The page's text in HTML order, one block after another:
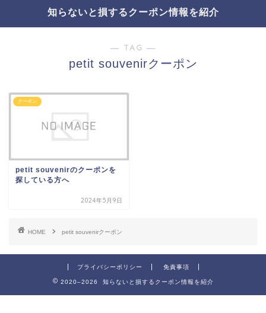
知らないと損するクーポン情報を紹介
― TAG ―
petit souvenirクーポン
クーポン
petit souvenirのクーポンを
探している方へ
2024年5月9日
HOME petit souvenirクーポン
プライバシーポリシー 免責事項
2020–2026 知らないと損するクーポン情報を紹介